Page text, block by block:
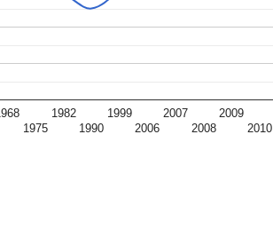
1975
1982
1990
1999
2006
2007
2008
2009
2010